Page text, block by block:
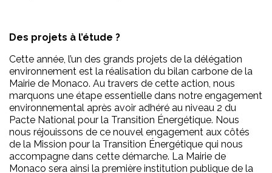
Des projets à l’étude ?
Cette année, l’un des grands projets de la délégation
environnement est la réalisation du bilan carbone de la
Mairie de Monaco. Au travers de cette action, nous
marquons une étape essentielle dans notre engagement
environnemental après avoir adhéré au niveau 2 du
Pacte National pour la Transition Énergétique. Nous
nous réjouissons de ce nouvel engagement aux côtés
de la Mission pour la Transition Énergétique qui nous
accompagne dans cette démarche. La Mairie de
Monaco sera ainsi la première institution publique de la